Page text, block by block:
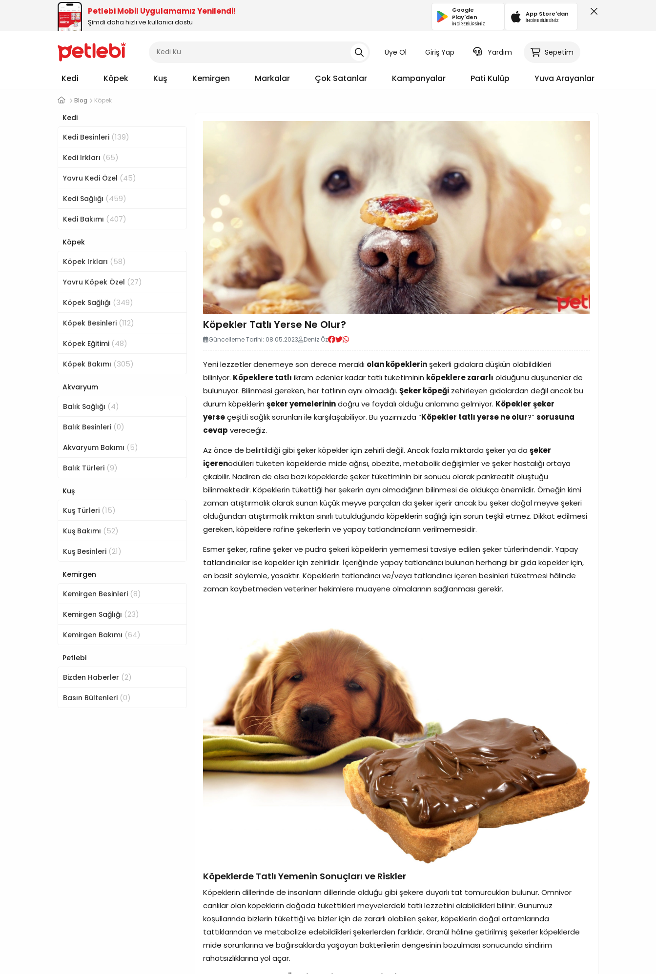
Petlebi Mobil Uygulamamız Yenilendi!
Şimdi daha hızlı ve kullanıcı dostu
Google
Play'den
İNDİREBİLİRSİNİZ
App Store'dan
İNDİREBİLİRSİNİZ
Üye Ol Giriş Yap Yardım Sepetim
Kedi Köpek Kuş Kemirgen Markalar Çok Satanlar Kampanyalar Pati Kulüp Yuva Arayanlar
Blog Köpek
Köpekler Tatlı Yerse Ne Olur?
Güncelleme Tarihi: 08.05.2023 Deniz Öz
Yeni lezzetler denemeye son derece meraklı olan köpeklerinşekerli gıdalara düşkün olabildikleri
biliniyor. Köpeklere tatlı ikram edenler kadar tatlı tüketiminin köpeklere zararlı olduğunu düşünenler de
bulunuyor. Bilinmesi gereken, her tatlının aynı olmadığı. Şeker köpeği zehirleyen gıdalardan değil ancak bu
durum köpeklerin şeker yemelerinindoğru ve faydalı olduğu anlamına gelmiyor. Köpekler şeker
yerseçeşitli sağlık sorunları ile karşılaşabiliyor. Bu yazımızda “Köpekler tatlı yerse ne olur?” sorusuna
cevap vereceğiz.
Az önce de belirtildiği gibi şeker köpekler için zehirli değil. Ancak fazla miktarda şeker ya da şeker
içerenödülleri tüketen köpeklerde mide ağrısı, obezite, metabolik değişimler ve şeker hastalığı ortaya
çıkabilir. Nadiren de olsa bazı köpeklerde şeker tüketiminin bir sonucu olarak pankreatit oluştuğu
bilinmektedir. Köpeklerin tükettiği her şekerin aynı olmadığının bilinmesi de oldukça önemlidir. Örneğin kimi
zaman atıştırmalık olarak sunan küçük meyve parçaları da şeker içerir ancak bu şeker doğal meyve şekeri
olduğundan atıştırmalık miktarı sınırlı tutulduğunda köpeklerin sağlığı için sorun teşkil etmez. Dikkat edilmesi
gereken, köpeklere rafine şekerlerin ve yapay tatlandırıcıların verilmemesidir.
Esmer şeker, rafine şeker ve pudra şekeri köpeklerin yememesi tavsiye edilen şeker türlerindendir. Yapay
tatlandırıcılar ise köpekler için zehirlidir. İçeriğinde yapay tatlandırıcı bulunan herhangi bir gıda köpekler için,
en basit söylemle, yasaktır. Köpeklerin tatlandırıcı ve/veya tatlandırıcı içeren besinleri tüketmesi hâlinde
zaman kaybetmeden veteriner hekimlere muayene olmalarının sağlanması gerekir.
Köpeklerde Tatlı Yemenin Sonuçları ve Riskler
Köpeklerin dillerinde de insanların dillerinde olduğu gibi şekere duyarlı tat tomurcukları bulunur. Omnivor
canlılar olan köpeklerin doğada tükettikleri meyvelerdeki tatlı lezzetini alabildikleri bilinir. Günümüz
koşullarında bizlerin tükettiği ve bizler için de zararlı olabilen şeker, köpeklerin doğal ortamlarında
tattıklarından ve metabolize edebildikleri şekerlerden farklıdır. Granül hâline getirilmiş şekerler köpeklerde
mide sorunlarına ve bağırsaklarda yaşayan bakterilerin dengesinin bozulması sonucunda sindirim
rahatsızlıklarına yol açar.
Kedi
Kedi Besinleri (139)
Kedi Irkları (65)
Yavru Kedi Özel (45)
Kedi Sağlığı (459)
Kedi Bakımı (407)
Köpek
Köpek Irkları (58)
Yavru Köpek Özel (27)
Köpek Sağlığı (349)
Köpek Besinleri (112)
Köpek Eğitimi (48)
Köpek Bakımı (305)
Akvaryum
Balık Sağlığı (4)
Balık Besinleri (0)
Akvaryum Bakımı (5)
Balık Türleri (9)
Kuş
Kuş Türleri (15)
Kuş Bakımı (52)
Kuş Besinleri (21)
Kemirgen
Kemirgen Besinleri (8)
Kemirgen Sağlığı (23)
Kemirgen Bakımı (64)
Petlebi
Bizden Haberler (2)
Basın Bültenleri (0)